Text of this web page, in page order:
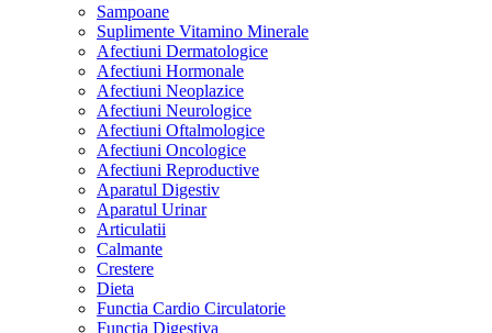
Sampoane
Suplimente Vitamino Minerale
Afectiuni Dermatologice
Afectiuni Hormonale
Afectiuni Neoplazice
Afectiuni Neurologice
Afectiuni Oftalmologice
Afectiuni Oncologice
Afectiuni Reproductive
Aparatul Digestiv
Aparatul Urinar
Articulatii
Calmante
Crestere
Dieta
Functia Cardio Circulatorie
Functia Digestiva